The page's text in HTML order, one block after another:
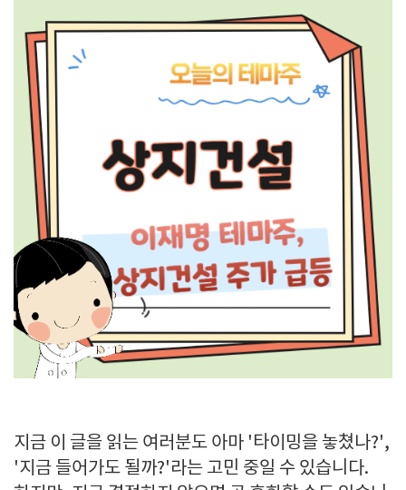
지금 이 글을 읽는 여러분도 아마 '타이밍을 놓쳤나?',
'지금 들어가도 될까?'라는 고민 중일 수 있습니다.